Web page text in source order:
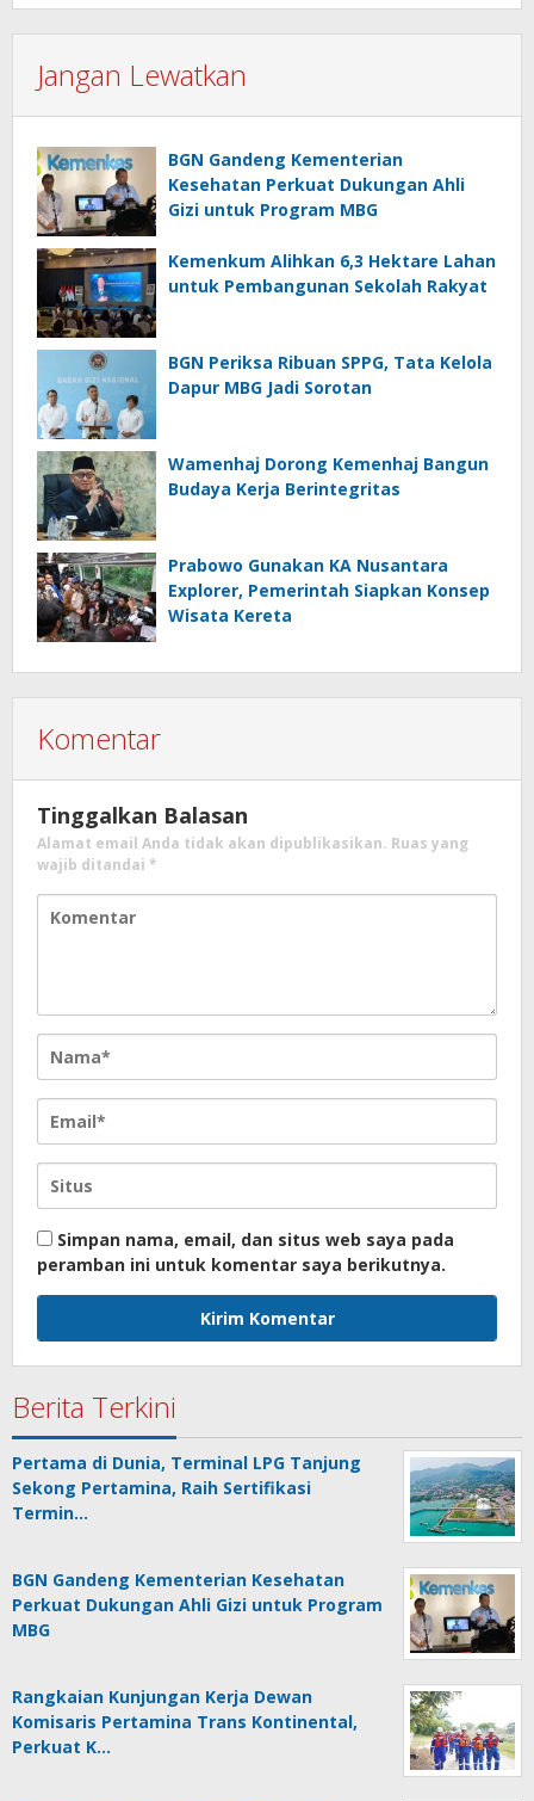
Jangan Lewatkan
BGN Gandeng Kementerian
Kesehatan Perkuat Dukungan Ahli
Gizi untuk Program MBG
Kemenkum Alihkan 6,3 Hektare Lahan
untuk Pembangunan Sekolah Rakyat
BGN Periksa Ribuan SPPG, Tata Kelola
Dapur MBG Jadi Sorotan
Wamenhaj Dorong Kemenhaj Bangun
Budaya Kerja Berintegritas
Prabowo Gunakan KA Nusantara
Explorer, Pemerintah Siapkan Konsep
Wisata Kereta
Komentar
Tinggalkan Balasan
Alamat email Anda tidak akan dipublikasikan. Ruas yang
wajib ditandai *
Simpan nama, email, dan situs web saya pada
peramban ini untuk komentar saya berikutnya.
Berita Terkini
Pertama di Dunia, Terminal LPG Tanjung
Sekong Pertamina, Raih Sertifikasi
Termin…
BGN Gandeng Kementerian Kesehatan
Perkuat Dukungan Ahli Gizi untuk Program
MBG
Rangkaian Kunjungan Kerja Dewan
Komisaris Pertamina Trans Kontinental,
Perkuat K…